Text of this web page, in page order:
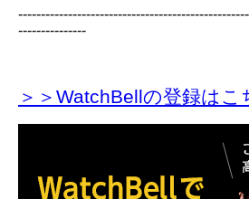
---------------
＞＞WatchBellの登録はこ